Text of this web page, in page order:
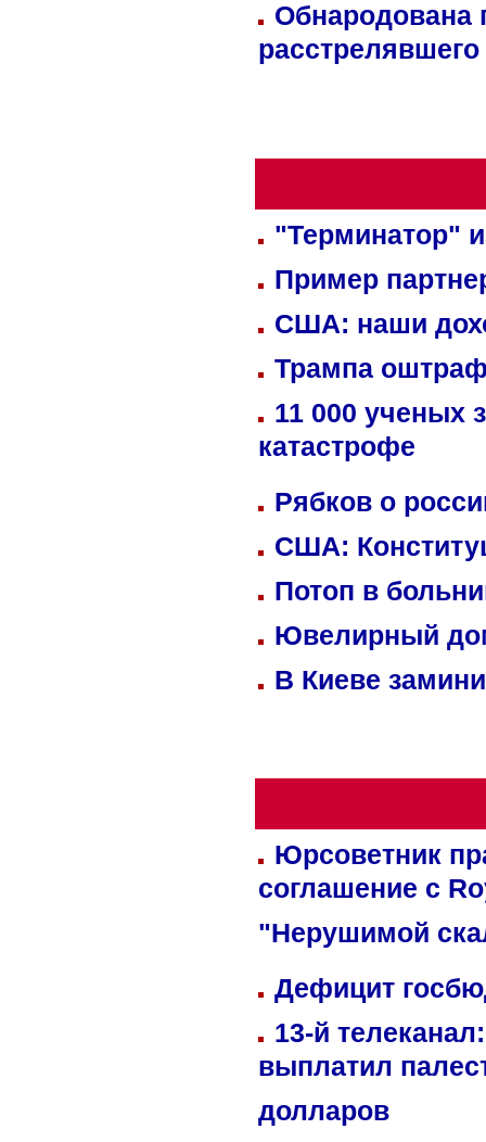
Обнародована
"Терминатор"
Пример
США: наши
Трампа
11 000 ученых
катастрофе
Рябков о
США:
Потоп в
Ювелирный
В Киеве
Юрсоветник
соглашение с
"Нерушимой
Дефицит
13-й
выплатил
долларов